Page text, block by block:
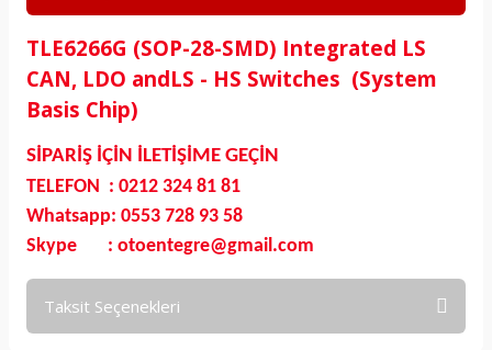
TLE6266G (SOP-28-SMD) Integrated LS
CAN, LDO andLS - HS Switches (System
Basis Chip)
SİPARİŞ İÇİN İLETİŞİME GEÇİN
TELEFON : 0212 324 81 81
Whatsapp: 0553 728 93 58
Skype : otoentegre@gmail.com
Taksit Seçenekleri